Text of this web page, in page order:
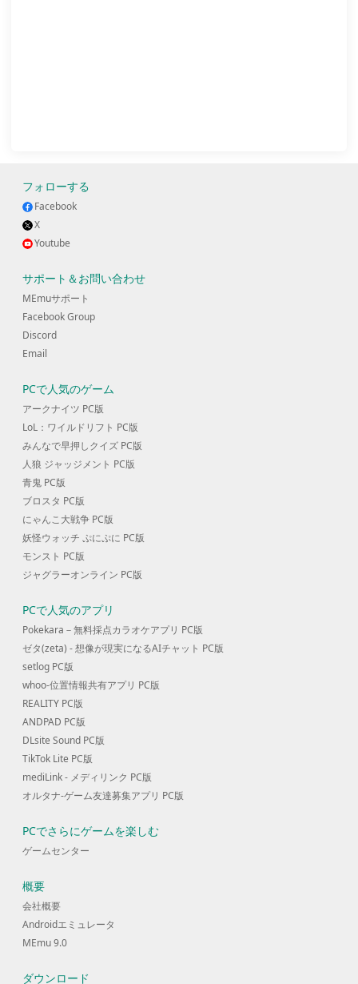
フォローする
Facebook
X
Youtube
サポート＆お問い合わせ
MEmuサポート
Facebook Group
Discord
Email
PCで人気のゲーム
アークナイツ PC版
LoL：ワイルドリフト PC版
みんなで早押しクイズ PC版
人狼 ジャッジメント PC版
青鬼 PC版
ブロスタ PC版
にゃんこ大戦争 PC版
妖怪ウォッチ ぷにぷに PC版
モンスト PC版
ジャグラーオンライン PC版
PCで人気のアプリ
Pokekara－無料採点カラオケアプリ PC版
ゼタ(zeta) - 想像が現実になるAIチャット PC版
setlog PC版
whoo-位置情報共有アプリ PC版
REALITY PC版
ANDPAD PC版
DLsite Sound PC版
TikTok Lite PC版
mediLink - メディリンク PC版
オルタナ-ゲーム友達募集アプリ PC版
PCでさらにゲームを楽しむ
ゲームセンター
概要
会社概要
Androidエミュレータ
MEmu 9.0
ダウンロード